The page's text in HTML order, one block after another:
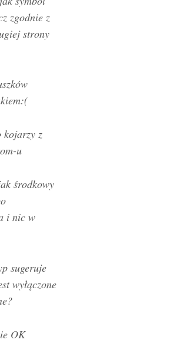
zgodnie z
strony
z
u
środkowy
i nic w
sugeruje
wyłączone
OK